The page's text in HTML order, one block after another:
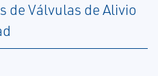
de Válvulas de Alivio